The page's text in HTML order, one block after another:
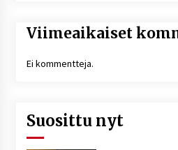
Viimeaikaiset
Ei kommentteja.
Suosittu nyt